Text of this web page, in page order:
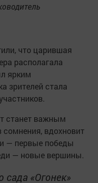
что царившая
располагала
ярким
зрителей стала
станет важным
сомнения, вдохновит
— первые победы
— новые вершины.
сада «Огонек»